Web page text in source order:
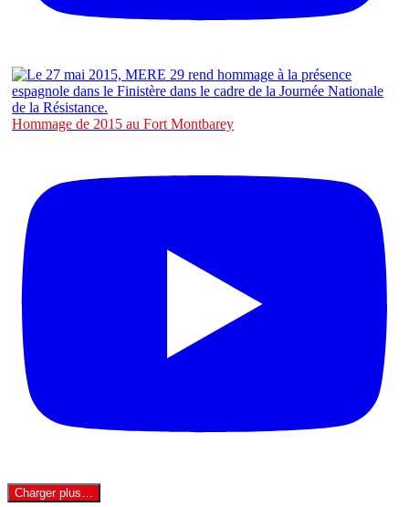
Hommage de 2015 au Fort Montbarey
Charger plus…